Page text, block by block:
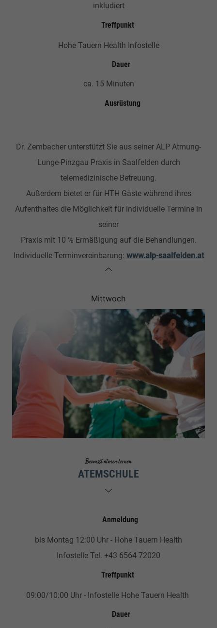
inkludiert
Treffpunkt
Hohe Tauern Health Infostelle
Dauer
ca. 15 Minuten
Ausrüstung
Dr. Zembacher unterstützt Sie aus seiner ALP Atmung-
Lunge-Pinzgau Praxis in Saalfelden durch
telemedizinische Betreuung.
Außerdem bietet er für HTH Gäste während ihres
Aufenthaltes die Möglichkeit für individuelle Termine in
seiner
Praxis mit 10 % Ermäßigung auf die Behandlungen.
Individuelle Terminvereinbarung: www.alp-saalfelden.at
Mittwoch
Bewusst atmen lernen
ATEMSCHULE
Anmeldung
bis Montag 12:00 Uhr - Hohe Tauern Health
Infostelle Tel. +43 6564 72020
Treffpunkt
09:00/10:00 Uhr - Infostelle Hohe Tauern Health
Dauer